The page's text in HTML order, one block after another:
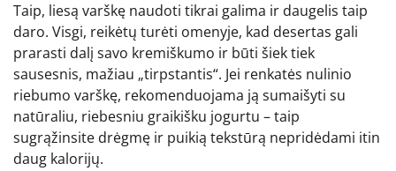
Taip, liesą varškę naudoti tikrai galima ir daugelis taip
daro. Visgi, reikėtų turėti omenyje, kad desertas gali
prarasti dalį savo kremiškumo ir būti šiek tiek
sausesnis, mažiau „tirpstantis“. Jei renkatės nulinio
riebumo varškę, rekomenduojama ją sumaišyti su
natūraliu, riebesniu graikišku jogurtu – taip
sugrąžinsite drėgmę ir puikią tekstūrą nepridėdami itin
daug kalorijų.